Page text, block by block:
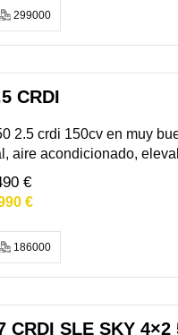
299000
CRDI
2.5 crdi 150cv en muy
aire acondicionado,
€
€
186000
CRDI SLE SKY 4×2